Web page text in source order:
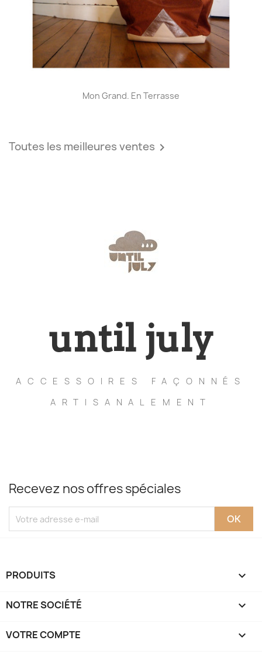
Mon Grand. En Terrasse
Toutes les meilleures ventes 
until july
ACCESSOIRES FAÇONNÉS
ARTISANALEMENT
Recevez nos offres spéciales
PRODUITS 
NOTRE SOCIÉTÉ 
VOTRE COMPTE 